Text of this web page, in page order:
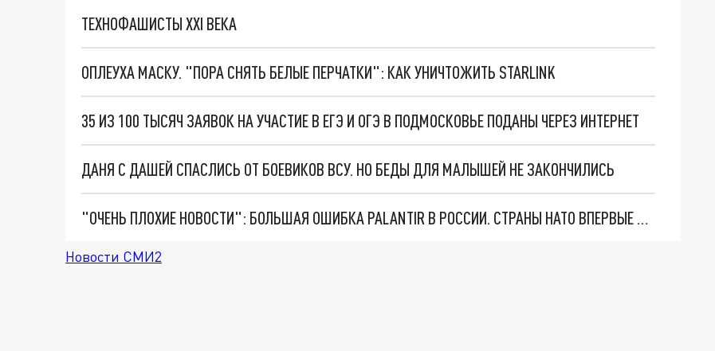
ТЕХНОФАШИСТЫ XXI ВЕКА
ОПЛЕУХА МАСКУ. "ПОРА СНЯТЬ БЕЛЫЕ ПЕРЧАТКИ": КАК УНИЧТОЖИТЬ STARLINK
35 ИЗ 100 ТЫСЯЧ ЗАЯВОК НА УЧАСТИЕ В ЕГЭ И ОГЭ В ПОДМОСКОВЬЕ ПОДАНЫ ЧЕРЕЗ ИНТЕРНЕТ
ДАНЯ С ДАШЕЙ СПАСЛИСЬ ОТ БОЕВИКОВ ВСУ. НО БЕДЫ ДЛЯ МАЛЫШЕЙ НЕ ЗАКОНЧИЛИСЬ
"ОЧЕНЬ ПЛОХИЕ НОВОСТИ": БОЛЬШАЯ ОШИБКА PALANTIR В РОССИИ. СТРАНЫ НАТО ВПЕРВЫЕ ЗА СВО ОСТАНОВИЛИ ПОСТАВКИ ОРУЖИЯ. ВСУ ТЕРЯЮТ ПРИГРАНИЧЬЕ?
Новости СМИ2